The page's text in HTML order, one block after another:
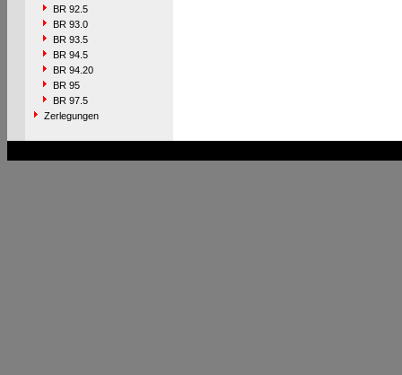
BR 92.5
BR 93.0
BR 93.5
BR 94.5
BR 94.20
BR 95
BR 97.5
Zerlegungen